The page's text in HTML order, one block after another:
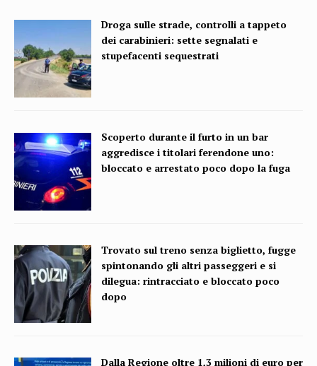
Droga sulle strade, controlli a tappeto
dei carabinieri: sette segnalati e
stupefacenti sequestrati
Scoperto durante il furto in un bar
aggredisce i titolari ferendone uno:
bloccato e arrestato poco dopo la fuga
Trovato sul treno senza biglietto, fugge
spintonando gli altri passeggeri e si
dilegua: rintracciato e bloccato poco
dopo
Dalla Regione oltre 1,3 milioni di euro per